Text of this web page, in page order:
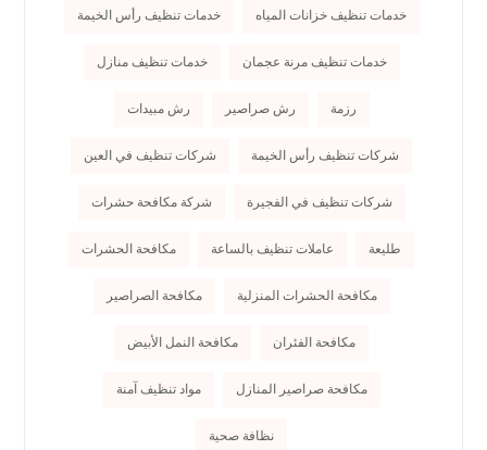
خدمات تنظيف خزانات المياه خدمات تنظيف رأس الخيمة
خدمات تنظيف مرنة عجمان خدمات تنظيف منازل
رزمة رش صراصير رش مبيدات
شركات تنظيف رأس الخيمة شركات تنظيف في العين
شركات تنظيف في الفجيرة شركة مكافحة حشرات
طليعة عاملات تنظيف بالساعة مكافحة الحشرات
مكافحة الحشرات المنزلية مكافحة الصراصير
مكافحة الفئران مكافحة النمل الأبيض
مكافحة صراصير المنازل مواد تنظيف آمنة
نظافة صحية